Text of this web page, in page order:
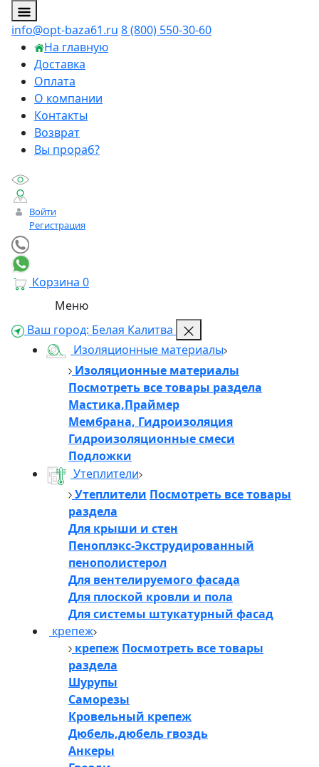
info@opt-baza61.ru 8 (800) 550-30-60
На главную
Доставка
Оплата
О компании
Контакты
Возврат
Вы прораб?
Войти
Регистрация
Корзина 0
Меню
Ваш город: Белая Калитва
Изоляционные материалы
Изоляционные материалы
Посмотреть все товары раздела
Мастика,Праймер
Мембрана, Гидроизоляция
Гидроизоляционные смеси
Подложки
Утеплители
Утеплители Посмотреть все товары
раздела
Для крыши и стен
Пеноплэкс-Экструдированный
пенополистерол
Для вентелируемого фасада
Для плоской кровли и пола
Для системы штукатурный фасад
крепеж
крепеж Посмотреть все товары
раздела
Шурупы
Саморезы
Кровельный крепеж
Дюбель,дюбель гвоздь
Анкеры